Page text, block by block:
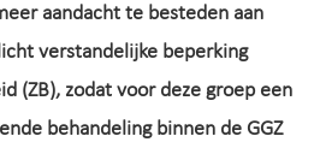
aandacht te besteden aan
verstandelijke beperking
(ZB), zodat voor deze groep een
behandeling binnen de GGZ